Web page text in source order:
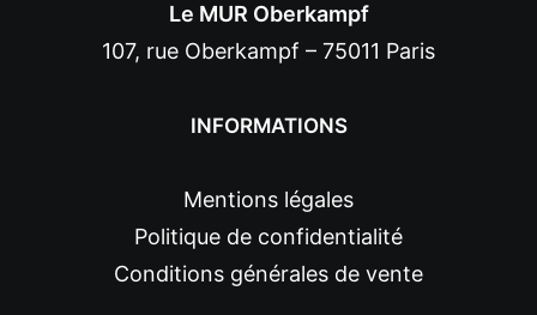
Le MUR Oberkampf
107, rue Oberkampf – 75011 Paris
INFORMATIONS
Mentions légales
Politique de confidentialité
Conditions générales de vente